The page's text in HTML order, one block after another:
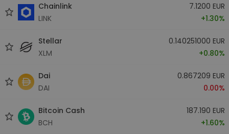
Chainlink
LINK
7.1200 EUR
+1.30%
Stellar
XLM
0.140251000 EUR
+0.80%
Dai
DAI
0.867209 EUR
0.00%
Bitcoin Cash
BCH
187.190 EUR
+1.60%